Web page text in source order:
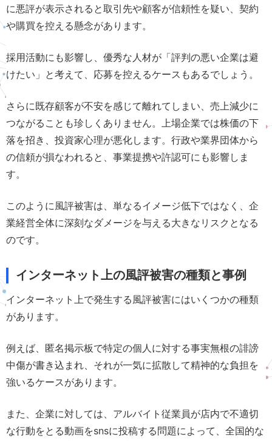
に悪評が表示されると取引先や顧客が信頼性を疑い、契約
や購買を控える懸念があります。
採用活動にも影響し、優秀な人材が「評判の悪い企業は避
けたい」と考えて、応募を控えるケースもあるでしょう。
さらに既存顧客が不安を感じて離れてしまい、売上減少に
つながることも珍しくありません。上場企業では株価の下
落を招き、投資家心理が悪化します。行政や業界団体から
の信頼が損なわれると、事業提携や許認可にも影響しま
す。
このように風評被害は、単なるイメージ低下ではなく、企
業経営全体に深刻なダメージを与える大きなリスクとなる
のです。
インターネット上の風評被害の種類と事例
インターネット上で発生する風評被害にはいくつかの種類
があります。
例えば、匿名掲示板で特定の個人に対する事実無根の誹謗
中傷が書き込まれ、それが一気に拡散して精神的な負担を
強いるケースがあります。
また、企業に対しては、アルバイト従業員が店内で不適切
な行動をとる動画をsnsに投稿する問題によって、全国的な